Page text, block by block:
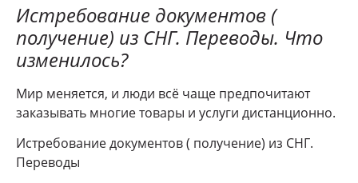
Истребование документов (
получение) из СНГ. Переводы. Что
изменилось?
Мир меняется, и люди всё чаще предпочитают
заказывать многие товары и услуги дистанционно.
Истребование документов ( получение) из СНГ.
Переводы